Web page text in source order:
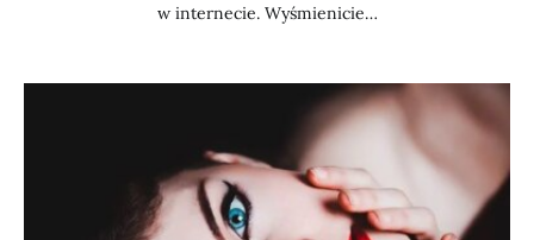
w internecie. Wyśmienicie…